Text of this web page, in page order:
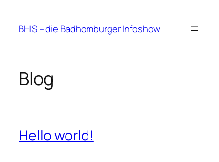
springen
BHIS – die Badhomburger Infoshow
Blog
Hello world!